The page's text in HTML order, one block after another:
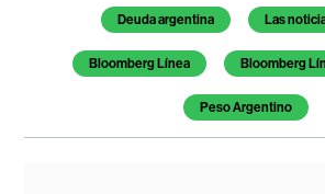
Temas de este artículo
Deuda argentina Las
Bloomberg Línea Bloomberg
Peso Argentino